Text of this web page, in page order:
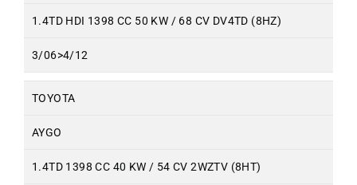
1.4TD HDI 1398 CC 50 KW / 68 CV DV4TD (8HZ)
3/06>4/12
TOYOTA
AYGO
1.4TD 1398 CC 40 KW / 54 CV 2WZTV (8HT)